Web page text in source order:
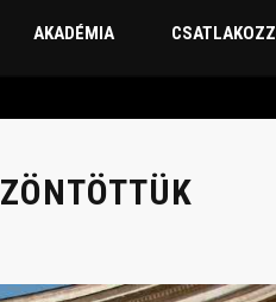
AKADÉMIA CSATLAKOZZ